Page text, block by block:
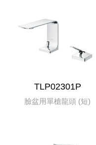
TLP02301P
臉盆用單槍龍頭 (短)